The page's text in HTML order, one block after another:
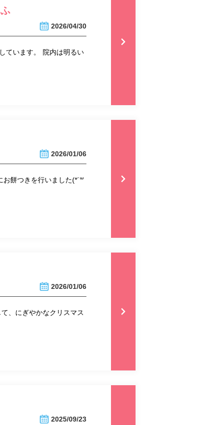
2026/04/30
ています。 院内は明るい
2026/01/06
餅つきを行いました(*´꒳
2026/01/06
、にぎやかなクリスマス
2025/09/23